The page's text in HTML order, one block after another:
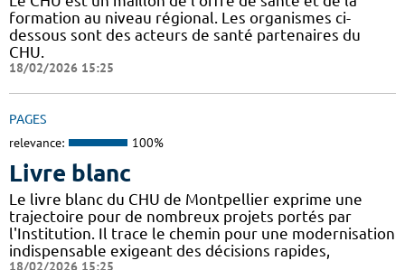
formation au niveau régional. Les organismes ci-
dessous sont des acteurs de santé partenaires du
CHU.
18/02/2026 15:25
PAGES
relevance: 100%
Livre blanc
Le livre blanc du CHU de Montpellier exprime une
trajectoire pour de nombreux projets portés par
l'Institution. Il trace le chemin pour une modernisation
indispensable exigeant des décisions rapides,
18/02/2026 15:25